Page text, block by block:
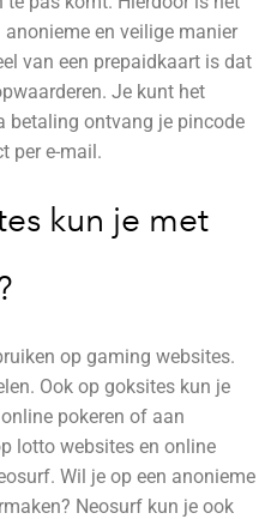
en veilige manier
van een prepaidkaart is dat
Je kunt het
betaling ontvang je pincode
per e-mail.
kun je met
op gaming websites.
Ook op goksites kun je
pokeren of aan
lotto websites en online
Wil je op een anonieme
Neosurf kun je ook